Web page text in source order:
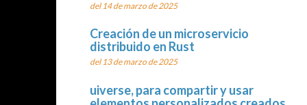
del 14 de marzo de 2025
Creación de un microservicio
distribuido en Rust
del 13 de marzo de 2025
uiverse, para compartir y usar